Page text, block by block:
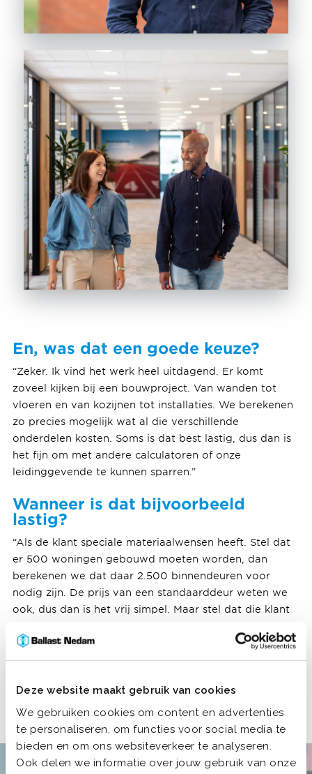
Deze website maakt gebruik van cookies
We gebruiken cookies om content en advertenties
te personaliseren, om functies voor social media te
bieden en om ons websiteverkeer te analyseren.
Ook delen we informatie over jouw gebruik van onze
En, was dat een goede keuze?
“Zeker. Ik vind het werk heel uitdagend. Er komt
zoveel kijken bij een bouwproject. Van wanden tot
vloeren en van kozijnen tot installaties. We berekenen
zo precies mogelijk wat al die verschillende
onderdelen kosten. Soms is dat best lastig, dus dan is
het fijn om met andere calculatoren of onze
leidinggevende te kunnen sparren.”
Wanneer is dat bijvoorbeeld
lastig?
“Als de klant speciale materiaalwensen heeft. Stel dat
er 500 woningen gebouwd moeten worden, dan
berekenen we dat daar 2.500 binnendeuren voor
nodig zijn. De prijs van een standaarddeur weten we
ook, dus dan is het vrij simpel. Maar stel dat die klant
stuk moeilijker. In zulke gevallen hebben we eerst een
offerte nodig van de leverancier. En dat duurt vaak
de klok is.”